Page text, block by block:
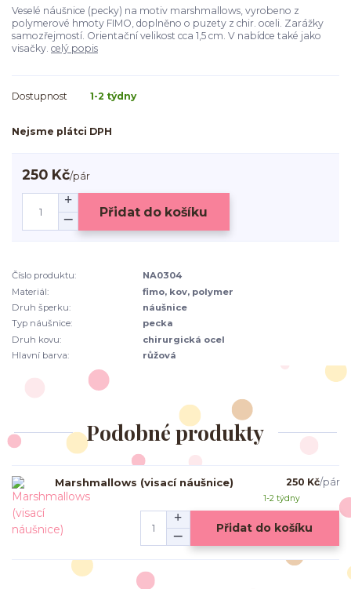
Veselé náušnice (pecky) na motiv marshmallows, vyrobeno z
polymerové hmoty FIMO, doplněno o puzety z chir. oceli. Zarážky
samozřejmostí. Orientační velikost cca 1,5 cm. V nabídce také jako
visačky. celý popis
Dostupnost 1-2 týdny
Nejsme plátci DPH
250 Kč/pár
Přidat do košíku
Číslo produktu:
NA0304
Materiál:
fimo, kov, polymer
Druh šperku:
náušnice
Typ náušnice:
pecka
Druh kovu:
chirurgická ocel
Hlavní barva:
růžová
Podobné produkty
Marshmallows (visací náušnice) 250 Kč/pár
1-2 týdny
Přidat do košíku